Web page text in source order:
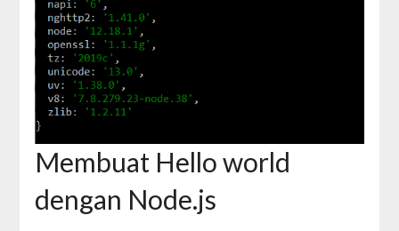
Membuat Hello world
dengan Node.js